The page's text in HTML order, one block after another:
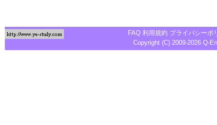
FAQ 利用規約 プライバシーポ
Copyright (C) 2009-2026 Q-